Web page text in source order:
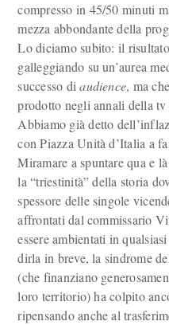
compresso in 45/50 minuti
mezza abbondante della
Lo diciamo subito: il
galleggiando su un’aurea
successo diaudience, ma
prodotto negli annali della tv
Abbiamo già detto
con Piazza Unità d’Italia a
Miramare a spuntare qua e
la “triestinità” della storia
spessore delle singole
affrontati dal commissario
essere ambientati in
dirla in breve, la sindrome
(che finanziano
loro territorio) ha colpito
ripensando anche al